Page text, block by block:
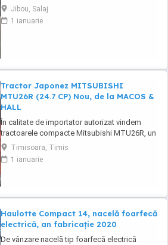
cai cu turbo Cilindru ajutător la ridicare Tiranti
față Cauciucuri in stare foarte buna Tractorul
se afla intr-o stare foarte buna, fara
Jibou, Salaj
1 ianuarie
Tractor Japonez MITSUBISHI
MTU26R (24.7 CP) Nou, de la MACOS &
HALL
În calitate de importator autorizat vindem
tractoarele compacte Mitsubishi MTU26R, un
tractor proiectat și fabricat integral în
Japonia, recunoscut pentru fiabilitatea sa
legendară și eficiența în spații restrânse. Ideal
Timisoara, Timis
1 ianuarie
Haulotte Compact 14, nacelă foarfecă
electrică, an fabricație 2020
De vânzare nacelă tip foarfecă electrică